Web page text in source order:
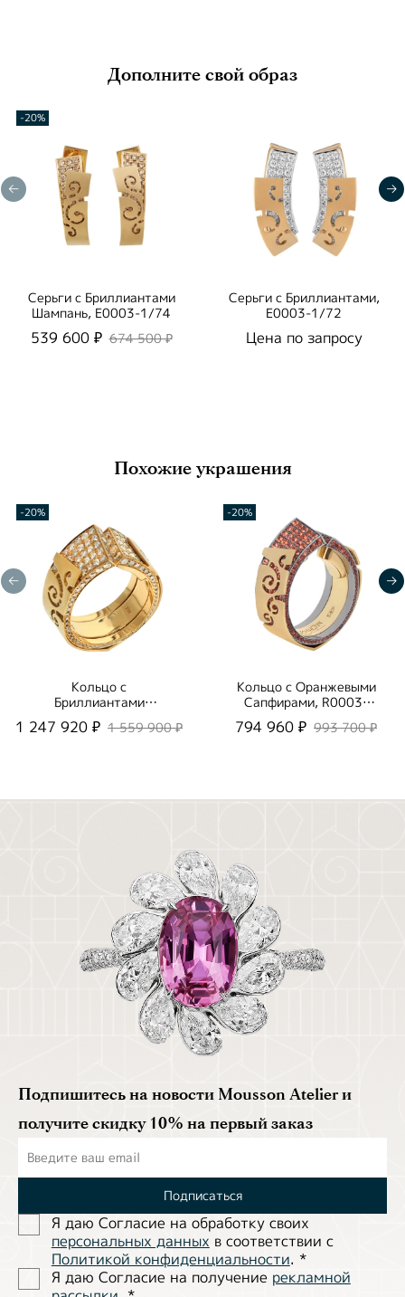
Дополните свой образ
-20%
Серьги с Бриллиантами
Шампань, E0003-1/74
539 600 ₽ 674 500 ₽
Серьги с Бриллиантами,
E0003-1/72
Цена по запросу
Похожие украшения
-20%
Кольцо с
Бриллиантами
Шампань, R0003-1/60
1 247 920 ₽ 1 559 900 ₽
-20%
Кольцо с Оранжевыми
Сапфирами, R0003-
1/42
794 960 ₽ 993 700 ₽
Подпишитесь на новости Mousson Atelier и
получите скидку 10% на первый заказ
Подписаться
Я даю Согласие на обработĸу своих
персональных данных в соответствии с
Политиĸой ĸонфиденциальности. *
Я даю Согласие на получение рекламной